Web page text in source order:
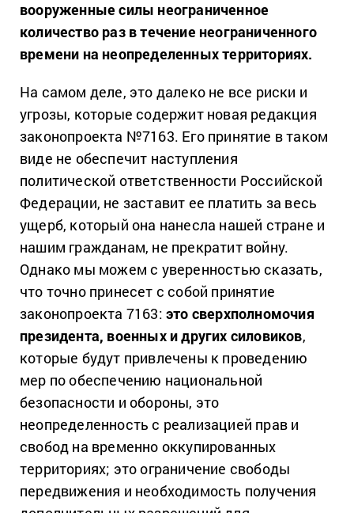
вооруженные силы неограниченное
количество раз в течение неограниченного
времени на неопределенных территориях.
На самом деле, это далеко не все риски и
угрозы, которые содержит новая редакция
законопроекта №7163. Его принятие в таком
виде не обеспечит наступления
политической ответственности Российской
Федерации, не заставит ее платить за весь
ущерб, который она нанесла нашей стране и
нашим гражданам, не прекратит войну.
Однако мы можем с уверенностью сказать,
что точно принесет с собой принятие
законопроекта 7163: это сверхполномочия
президента, военных и других силовиков,
которые будут привлечены к проведению
мер по обеспечению национальной
безопасности и обороны, это
неопределенность с реализацией прав и
свобод на временно оккупированных
территориях; это ограничение свободы
передвижения и необходимость получения